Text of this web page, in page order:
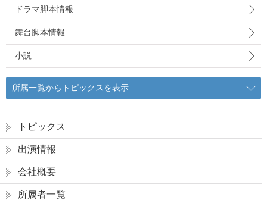
ドラマ脚本情報
舞台脚本情報
小説
所属一覧からトピックスを表示
トピックス
出演情報
会社概要
所属者一覧